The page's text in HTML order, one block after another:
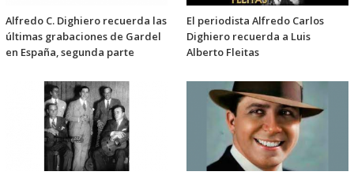
Alfredo C. Dighiero recuerda las
últimas grabaciones de Gardel
en España, segunda parte
El periodista Alfredo Carlos
Dighiero recuerda a Luis
Alberto Fleitas